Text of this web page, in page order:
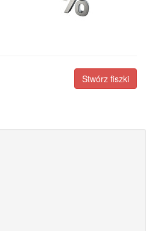
Stwórz fiszki